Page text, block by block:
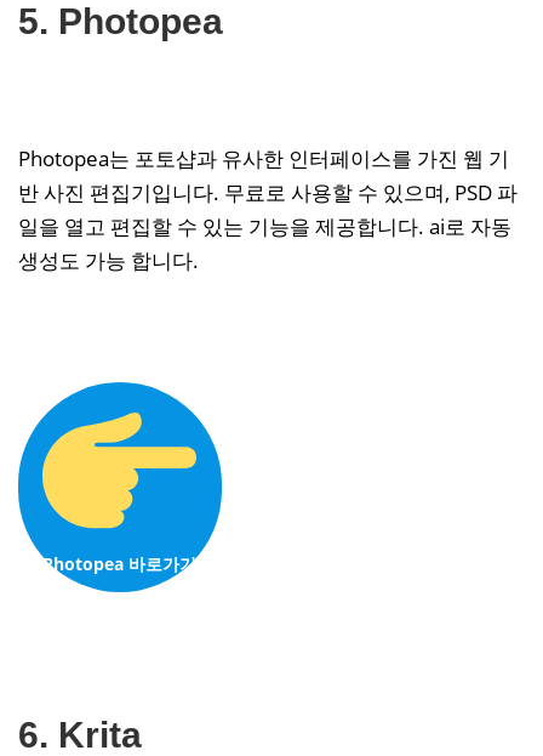
5. Photopea
Photopea는 포토샵과 유사한 인터페이스를 가진 웹 기
반 사진 편집기입니다. 무료로 사용할 수 있으며, PSD 파
일을 열고 편집할 수 있는 기능을 제공합니다. ai로 자동
생성도 가능 합니다.
Photopea 바로가기
6. Krita